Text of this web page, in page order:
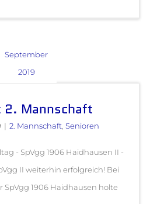
September
2019
2. Mannschaft
| 2. Mannschaft, Senioren
- SpVgg 1906 Haidhausen II -
II weiterhin erfolgreich! Bei
SpVgg 1906 Haidhausen holte